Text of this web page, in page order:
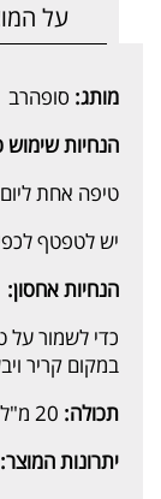
על
מותג: סופהרב
הנחיות שימוש
טיפה אחת
יש לטפטף
הנחיות אחסון:
כדי לשמור על
במקום קריר
תכולה:
יתרונות המוצר: